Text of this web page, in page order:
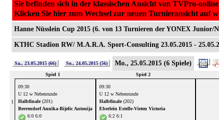
Sie befinden sich in der klassischen Ansicht von TVPro-
Klicken Sie hier zum Wechsel zur neuen Turnieransicht auf
Hanne Nüsslein Cup 2015 (6. von 13 Turnieren der YONEX Junior/
KTHC Stadion RW/ M.A.R.A. Sport-Consulting 23.05.2015 -
Sa., 23.05.2015 (66) So., 24.05.2015 (56) Mo., 25.05.2015 (6 Spiele)
Spiel 1 Spiel 2
1
09:30
U 12 w Nebenrunde
Halbfinale(201)
Berrendorf Annika-Bijelic Antonija
6:0 6:0
09:30
U 12 w Nebenrunde
Halbfinale(202)
Eberlein Estelle-Vieten Victoria
6:2 6:1